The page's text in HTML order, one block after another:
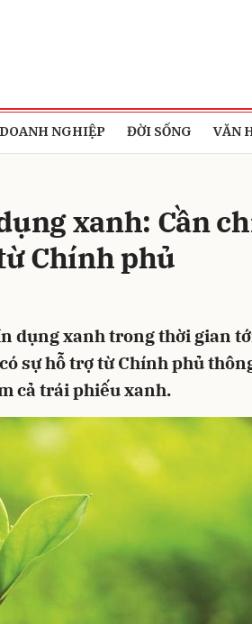
NGHIỆP ĐỜI SỐNG VĂN
xanh: Cần
Chính phủ
dụng xanh trong thời gian
sự hỗ trợ từ Chính phủ
cả trái phiếu xanh.